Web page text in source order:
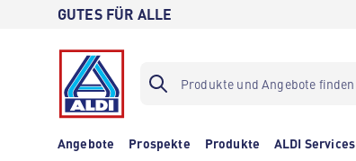
GUTES FÜR ALLE
Angebote Prospekte Produkte ALDI Services